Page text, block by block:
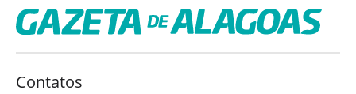
Contatos